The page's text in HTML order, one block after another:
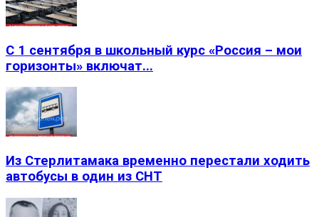
С 1 сентября в школьный курс «Россия – мои
горизонты» включат...
Из Стерлитамака временно перестали ходить
автобусы в один из СНТ